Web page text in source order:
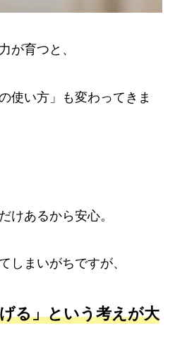
が育つと、
使い方」も変わってきま
けあるから安心。
しまいがちですが、
る」という考えが大